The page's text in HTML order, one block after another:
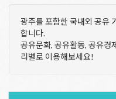
광주를 포함한 국내외 공유
합니다.
공유문화, 공유활동, 공유경
리별로 이용해보세요!